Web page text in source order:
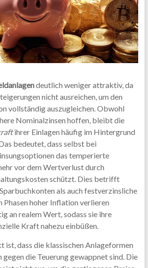
deutlich weniger attraktiv, da
nicht ausreichen, um den
vollständig auszugleichen. Obwohl
Nominalzinsen hoffen, bleibt die
ihrer Einlagen häufig im Hintergrund
bedeutet, dass selbst bei
das temperierte
vor dem Wertverlust durch
schützt. Dies betrifft
als auch festverzinsliche
Phasen hoher Inflation verlieren
an realem Wert, sodass sie ihre
Kraft nahezu einbüßen.
ist, dass die klassischen Anlageformen
die Teuerung gewappnet sind. Die